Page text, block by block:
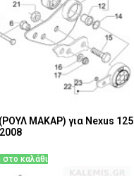
ΜΑΚΑΡ) για Nexus 125
καλάθι